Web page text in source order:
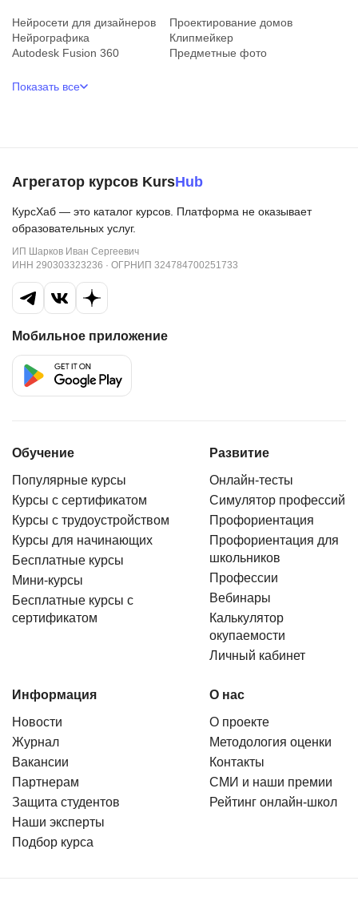
Нейросети для дизайнеров
Проектирование домов
Нейрографика
Клипмейкер
Autodesk Fusion 360
Предметные фото
Показать все
Агрегатор курсов KursHub
КурсХаб — это каталог курсов. Платформа не оказывает
образовательных услуг.
ИП Шарков Иван Сергеевич
ИНН 290303323236 · ОГРНИП 324784700251733
Мобильное приложение
Обучение
Популярные курсы
Курсы с сертификатом
Курсы с трудоустройством
Курсы для начинающих
Бесплатные курсы
Мини-курсы
Бесплатные курсы с
сертификатом
Развитие
Онлайн-тесты
Симулятор профессий
Профориентация
Профориентация для
школьников
Профессии
Вебинары
Калькулятор
окупаемости
Личный кабинет
Информация
Новости
Журнал
Вакансии
Партнерам
Защита студентов
Наши эксперты
Подбор курса
О нас
О проекте
Методология оценки
Контакты
СМИ и наши премии
Рейтинг онлайн-школ